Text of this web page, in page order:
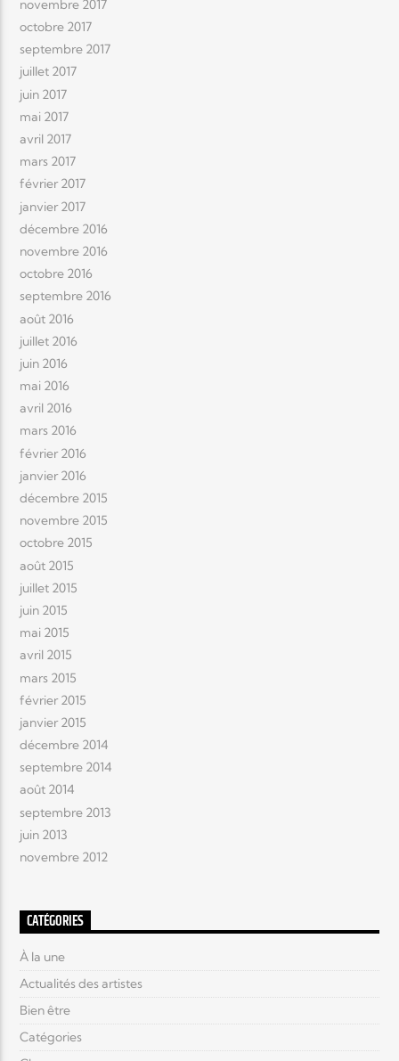
novembre 2017
octobre 2017
septembre 2017
juillet 2017
juin 2017
mai 2017
avril 2017
mars 2017
février 2017
janvier 2017
décembre 2016
novembre 2016
octobre 2016
septembre 2016
août 2016
juillet 2016
juin 2016
mai 2016
avril 2016
mars 2016
février 2016
janvier 2016
décembre 2015
novembre 2015
octobre 2015
août 2015
juillet 2015
juin 2015
mai 2015
avril 2015
mars 2015
février 2015
janvier 2015
décembre 2014
septembre 2014
août 2014
septembre 2013
juin 2013
novembre 2012
CATÉGORIES
À la une
Actualités des artistes
Bien être
Catégories